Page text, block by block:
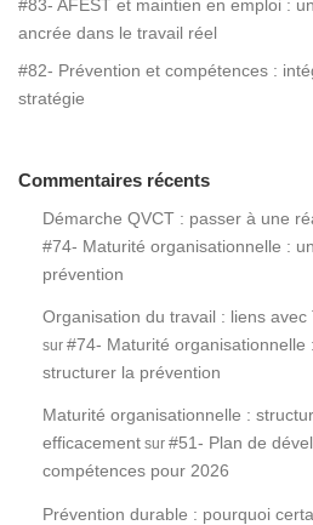
#83- AFEST et maintien en emploi :
ancrée dans le travail réel
#82- Prévention et compétences :
stratégie
Commentaires récents
Démarche QVCT : passer à une
#74- Maturité organisationnelle :
prévention
Organisation du travail : liens
sur #74- Maturité organisationnelle
structurer la prévention
Maturité organisationnelle :
efficacement sur #51- Plan de
compétences pour 2026
Prévention durable : pourquoi